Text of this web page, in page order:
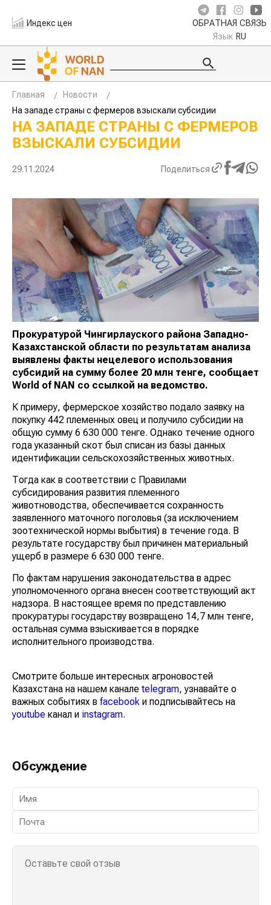
Индекс цен ОБРАТНАЯ СВЯЗЬ
Язык RU
Главная
Новости
На западе страны с фермеров взыскали субсидии
НА ЗАПАДЕ СТРАНЫ С ФЕРМЕРОВ
ВЗЫСКАЛИ СУБСИДИИ
29.11.2024 Поделиться
Прокуратурой Чингирлауского района Западно-
Казахстанской области по результатам анализа
выявлены факты нецелевого использования
субсидий на сумму более 20 млн тенге, сообщает
World of NAN со ссылкой на ведомство.
К примеру, фермерское хозяйство подало заявку на
покупку 442 племенных овец и получило субсидии на
общую сумму 6 630 000 тенге. Однако течение одного
года указанный скот был списан из базы данных
идентификации сельскохозяйственных животных.
Тогда как в соответствии с Правилами
субсидирования развития племенного
животноводства, обеспечивается сохранность
заявленного маточного поголовья (за исключением
зоотехнической нормы выбытия) в течение года. В
результате государству был причинен материальный
ущерб в размере 6 630 000 тенге.
По фактам нарушения законодательства в адрес
уполномоченного органа внесен соответствующий акт
надзора. В настоящее время по представлению
прокуратуры государству возвращено 14,7 млн тенге,
остальная сумма взыскивается в порядке
исполнительного производства.
Смотрите больше интересных агроновостей
Казахстана на нашем канале telegram, узнавайте о
важных событиях в facebook и подписывайтесь на
youtube канал и instagram.
Обсуждение